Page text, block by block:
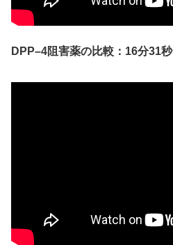
DPP–4阻害薬の比較：16分31秒